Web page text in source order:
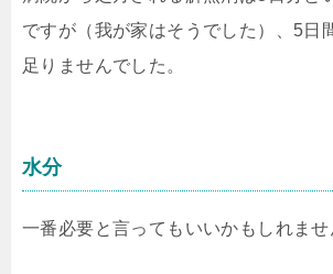
ですが（我が家はそうでした）、5日
足りませんでした。
水分
一番必要と言ってもいいかもしれませ